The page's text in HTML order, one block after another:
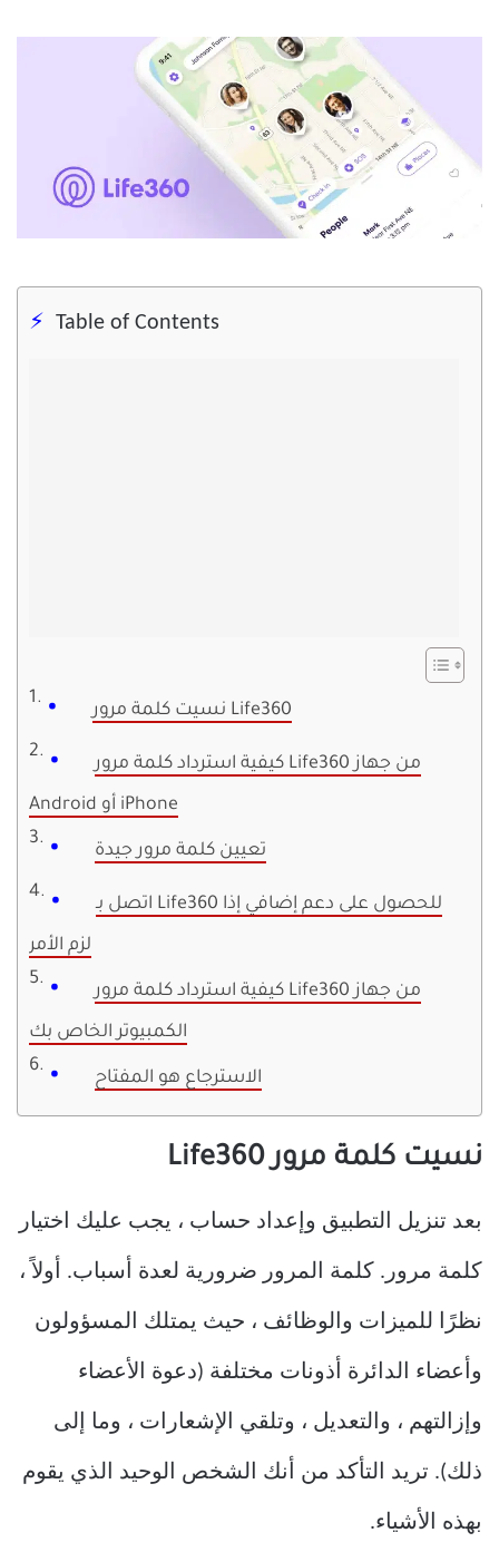
Table of Contents
نسيت كلمة مرور Life360
كيفية استرداد كلمة مرور Life360 من جهاز
Android أو iPhone
تعيين كلمة مرور جيدة
اتصل بـ Life360 للحصول على دعم إضافي إذا
لزم الأمر
كيفية استرداد كلمة مرور Life360 من جهاز
الكمبيوتر الخاص بك
الاسترجاع هو المفتاح
نسيت كلمة مرور Life360
بعد تنزيل التطبيق وإعداد حساب ، يجب عليك اختيار
كلمة مرور. كلمة المرور ضرورية لعدة أسباب. أولاً ،
نظرًا للميزات والوظائف ، حيث يمتلك المسؤولون
وأعضاء الدائرة أذونات مختلفة (دعوة الأعضاء
وإزالتهم ، والتعديل ، وتلقي الإشعارات ، وما إلى
ذلك). تريد التأكد من أنك الشخص الوحيد الذي يقوم
بهذه الأشياء.